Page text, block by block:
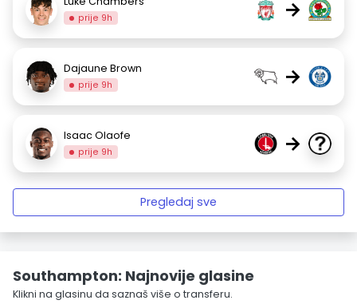
prije 9h →
Dajaune Brown
prije 9h →
Isaac Olaofe
prije 9h →
Pregledaj sve
Southampton: Najnovije glasine
Klikni na glasinu da saznaš više o transferu.